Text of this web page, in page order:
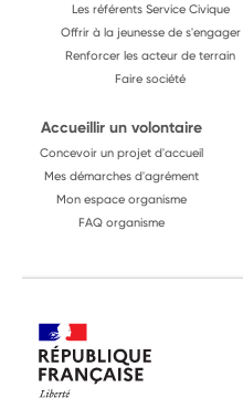
Les référents Service Civique
Offrir à la jeunesse de s'engager
Renforcer les acteur de terrain
Faire société
Accueillir un volontaire
Concevoir un projet d'accueil
Mes démarches d'agrément
Mon espace organisme
FAQ organisme